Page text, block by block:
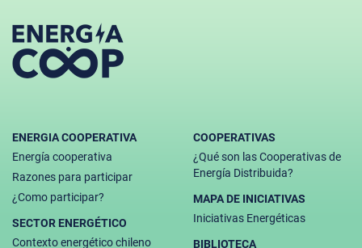
ENERGIA COOPERATIVA
Energía cooperativa
Razones para participar
¿Como participar?
SECTOR ENERGÉTICO
Contexto energético chileno
COOPERATIVAS
¿Qué son las Cooperativas de
Energía Distribuida?
MAPA DE INICIATIVAS
Iniciativas Energéticas
BIBLIOTECA